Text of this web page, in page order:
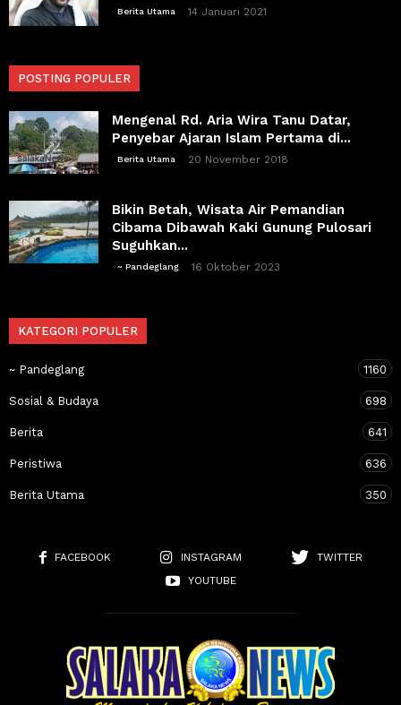
Berita Utama 14 Januari 2021
POSTING POPULER
Mengenal Rd. Aria Wira Tanu Datar,
Penyebar Ajaran Islam Pertama di...
Berita Utama 20 November 2018
Bikin Betah, Wisata Air Pemandian
Cibama Dibawah Kaki Gunung Pulosari
Suguhkan...
~ Pandeglang 16 Oktober 2023
KATEGORI POPULER
~ Pandeglang 1160
Sosial & Budaya 698
Berita 641
Peristiwa 636
Berita Utama 350
FACEBOOK INSTAGRAM
TWITTER
YOUTUBE